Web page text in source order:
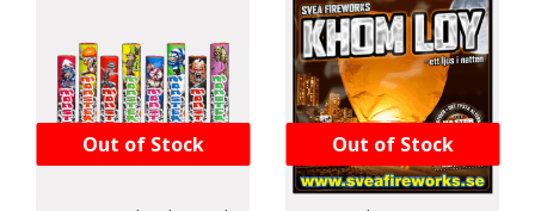
Out of Stock Out of Stock